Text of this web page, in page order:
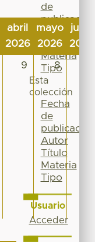
abril
2026
mayo
2026
junio
2026
9 8
de
publicación
Autor
Título
Materia
Tipo
Esta
colección
Fecha
de
publicación
Autor
Título
Materia
Tipo
Usuario
Acceder